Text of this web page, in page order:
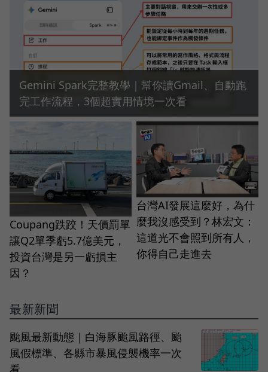
Gemini Spark完整教學｜幫你讀Gmail、自動跑
完工作流程，3個超實用情境一次看
Coupang跌跤！天價罰單
讓Q2單季虧5.7億美元，
投資台灣是另一虧損主
因？
台灣AI發展這麼好，為什
麼我沒感受到？林宏文：
這道光不會照到所有人，
你得自己走進去
最新新聞
颱風最新動態｜白海豚颱風路徑、颱
風假標準、各縣市暴風侵襲機率一次
看